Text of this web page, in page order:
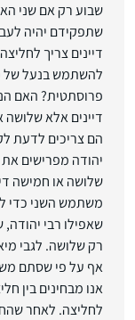
שבוע רק אם שני
שתפקידם יהיה
דיינים צריך
להשתמש בנעל של
פרוסתטית? האם
דיינים אלא
הם צריכים לדעת
יהודה מפרישים
שלושה או חמישה
משתמש השני כדי
שאפילו רבי
רק שלושה. לגבי
אף על פי שסתם
אנו מבחינים בין
לחליצה. לאחר